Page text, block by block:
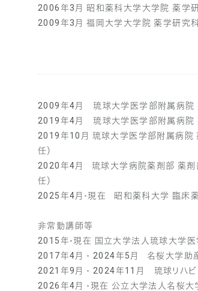
2006年3月 昭和薬科大学大学院 薬学
2009年3月 福岡大学大学院 薬学研究
2009年4月 琉球大学医学部附属病院
2019年4月 琉球大学医学部附属病院
2019年10月 琉球大学医学部附属病院
任
2020年4月 琉球大学病院薬剤部 薬剤
任
2025年4月-現在 昭和薬科大学 臨床
非常勤講師等
2015年-現在 国立大学法人琉球大学
2017年4月 - 2024年5月 名桜大学助
2021年9月 - 2024年11月 琉球リハビ
2026年4月 -現在 公立大学法人名桜